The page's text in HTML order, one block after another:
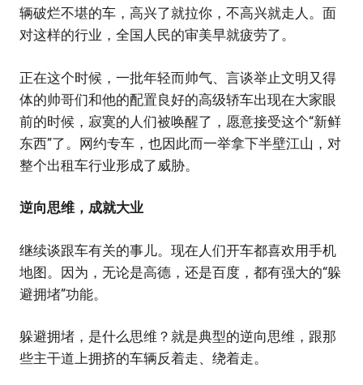
辆破烂不堪的车，高兴了就拉你，不高兴就走人。面
对这样的行业，全国人民的审美早就疲劳了。
正在这个时候，一批年轻而帅气、言谈举止文明又得
体的帅哥们和他的配置良好的高级轿车出现在大家眼
前的时候，寂寞的人们被唤醒了，愿意接受这个“新鲜
东西”了。网约专车，也因此而一举拿下半壁江山，对
整个出租车行业形成了威胁。
逆向思维，成就大业
继续谈跟车有关的事儿。现在人们开车都喜欢用手机
地图。因为，无论是高德，还是百度，都有强大的“躲
避拥堵”功能。
躲避拥堵，是什么思维？就是典型的逆向思维，跟那
些主干道上拥挤的车辆反着走、绕着走。